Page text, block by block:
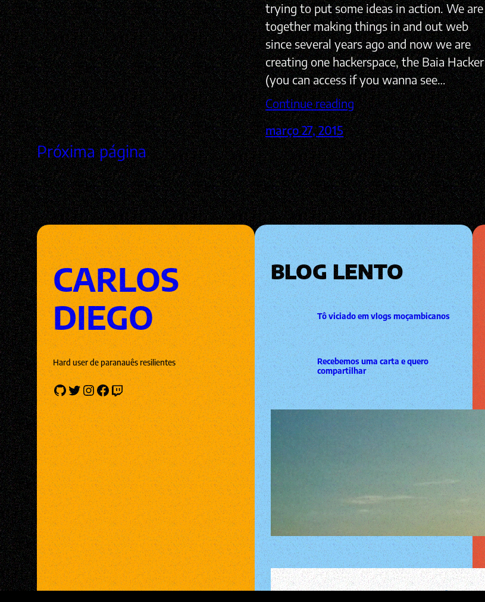
trying to put some ideas in action. We are
together making things in and out web
since several years ago and now we are
creating one hackerspace, the Baia Hacker
(you can access if you wanna see…
Continue reading
março 27, 2015
Próxima página
CARLOS
DIEGO
Hard user de paranauês resilientes
GitHub Twitter InstagramFacebook Twitch
BLOG LENTO
Tô viciado em vlogs moçambicanos
Recebemos uma carta e quero
compartilhar
festas felizes com os campeões do
mundo